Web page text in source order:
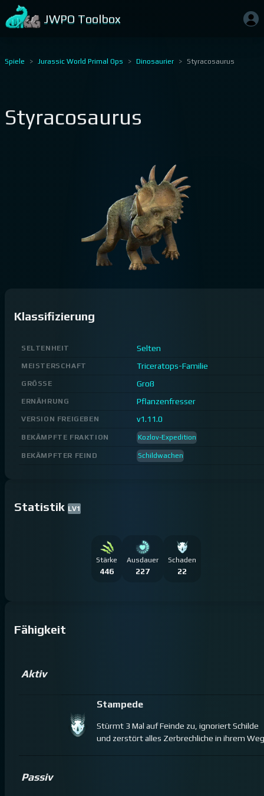
JWPO Toolbox
Spiele Jurassic World Primal Ops Dinosaurier Styracosaurus
Styracosaurus
Klassifizierung
SELTENHEIT Selten
MEISTERSCHAFT Triceratops-Familie
GRÖSSE Groß
ERNÄHRUNG Pflanzenfresser
VERSION FREIGEBEN v1.11.0
BEKÄMPFTE FRAKTION Kozlov-Expedition
BEKÄMPFTER FEIND Schildwachen
Statistik LV1
Stärke
446
Ausdauer
227
Schaden
22
Fähigkeit
Aktiv
Stampede
Stürmt 3 Mal auf Feinde zu, ignoriert Schilde
und zerstört alles Zerbrechliche in ihrem Weg
Passiv